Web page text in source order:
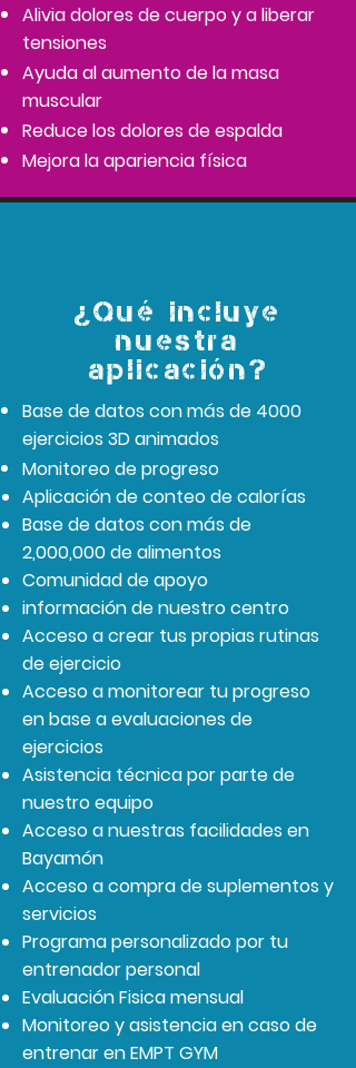
Alivia dolores de cuerpo y a liberar
tensiones
Ayuda al aumento de la masa
muscular
Reduce los dolores de espalda
Mejora la apariencia física
¿Qué incluye
nuestra
aplicación?
Base de datos con más de 4000
ejercicios 3D animados
Monitoreo de progreso
Aplicación de conteo de calorías
Base de datos con más de
2,000,000 de alimentos
Comunidad de apoyo
información de nuestro centro
Acceso a crear tus propias rutinas
de ejercicio
Acceso a monitorear tu progreso
en base a evaluaciones de
ejercicios
Asistencia técnica por parte de
nuestro equipo
Acceso a nuestras facilidades en
Bayamón
Acceso a compra de suplementos y
servicios
Programa personalizado por tu
entrenador personal
Evaluación Fisica mensual
Monitoreo y asistencia en caso de
entrenar en EMPT GYM